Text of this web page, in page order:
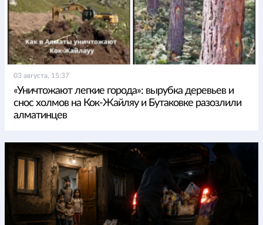
03 августа, 15:37
«Уничтожают легкие города»: вырубка деревьев и
снос холмов на Кок-Жайляу и Бутаковке разозлили
алматинцев